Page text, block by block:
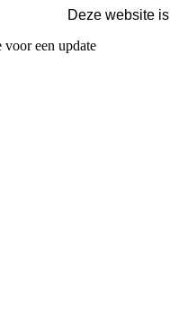
Deze website
een update